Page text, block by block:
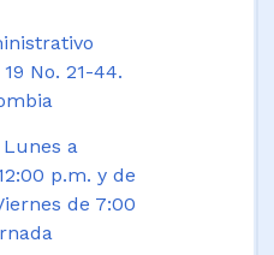
No. 21-44.
Lunes a
p.m. y de
de 7:00